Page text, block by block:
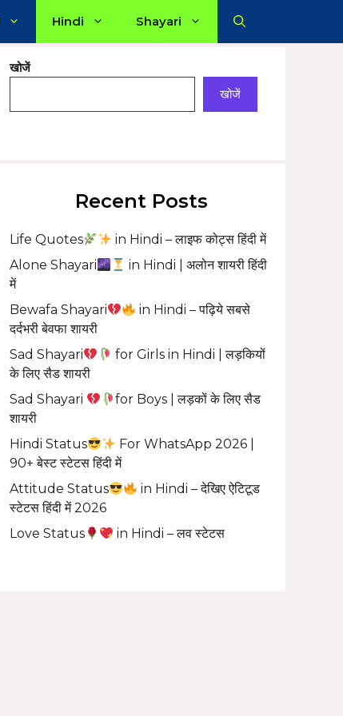
Hindi Shayari
खोजें
खोजें
Recent Posts
Life Quotes
in Hindi – लाइफ कोट्स हिंदी में
Alone Shayari
in Hindi | अलोन शायरी हिंदी
में
Bewafa Shayari
in Hindi – पढ़िये सबसे
दर्दभरी बेवफा शायरी
Sad Shayari
for Girls in Hindi | लड़कियों
के लिए सैड शायरी
Sad Shayari
for Boys | लड़कों के लिए सैड
शायरी
Hindi Status
For WhatsApp 2026 |
90+ बेस्ट स्टेटस हिंदी में
Attitude Status
in Hindi – देखिए ऐटिटूड
स्टेटस हिंदी में 2026
Love Status
in Hindi – लव स्टेटस